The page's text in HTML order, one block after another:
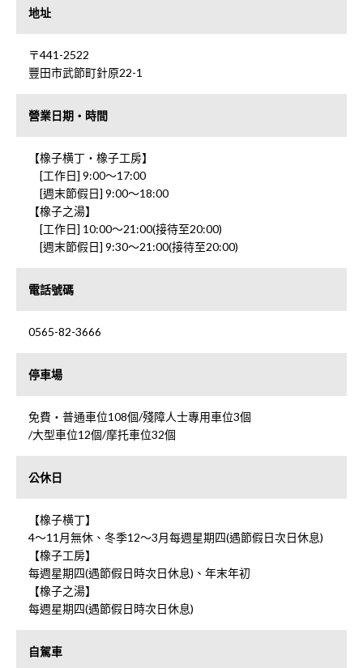
地址
〒441-2522
豐田市武節町針原22-1
營業日期・時間
【橡子横丁・橡子工房】
[工作日] 9:00～17:00
[週末節假日] 9:00～18:00
【橡子之湯】
[工作日] 10:00～21:00(接待至20:00)
[週末節假日] 9:30～21:00(接待至20:00)
電話號碼
0565-82-3666
停車場
免費・普通車位108個/殘障人士專用車位3個
/大型車位12個/摩托車位32個
公休日
【橡子横丁】
4～11月無休、冬季12～3月每週星期四(遇節假日次日休息)
【橡子工房】
每週星期四(遇節假日時次日休息)、年末年初
【橡子之湯】
每週星期四(遇節假日時次日休息)
自駕車